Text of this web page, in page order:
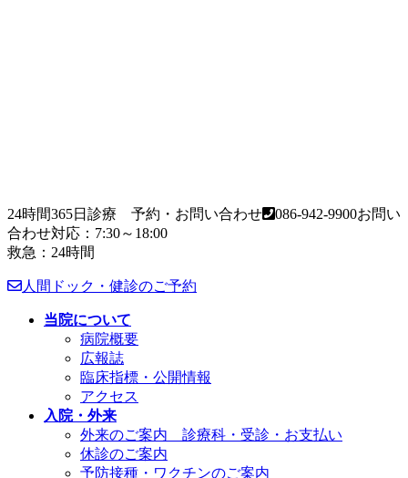
24時間365日診療 予約・お問い合わせ 086-942-9900お問い
合わせ対応：7:30～18:00
救急：24時間
人間ドック・健診のご予約
当院について
病院概要
広報誌
臨床指標・公開情報
アクセス
入院・外来
外来のご案内 診療科・受診・お支払い
休診のご案内
予防接種・ワクチンのご案内